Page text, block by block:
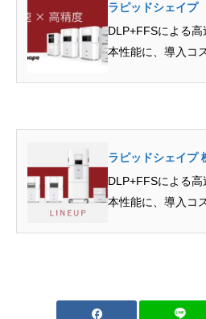
ラピッドシェイプ
DLP+FFSによる
本性能に、導入コ
ラピッドシェイプ
DLP+FFSによる
本性能に、導入コ